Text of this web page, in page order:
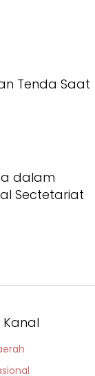
Tenda Saat
dalam
Sectetariat
Kanal